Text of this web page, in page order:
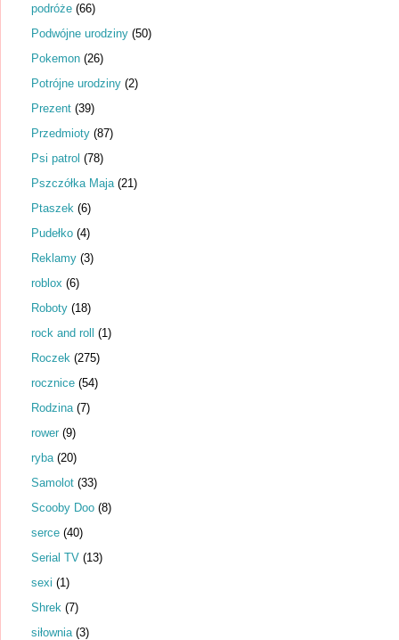
podróże (66)
Podwójne urodziny (50)
Pokemon (26)
Potrójne urodziny (2)
Prezent (39)
Przedmioty (87)
Psi patrol (78)
Pszczółka Maja (21)
Ptaszek (6)
Pudełko (4)
Reklamy (3)
roblox (6)
Roboty (18)
rock and roll (1)
Roczek (275)
rocznice (54)
Rodzina (7)
rower (9)
ryba (20)
Samolot (33)
Scooby Doo (8)
serce (40)
Serial TV (13)
sexi (1)
Shrek (7)
siłownia (3)